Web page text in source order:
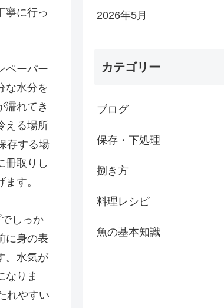
寧に行っ
ペーパー
な水分を
濡れてき
える場所
存する場
冊取りし
す。
しっか
に身の表
。水気が
なりま
れやすい
2026年5月
カテゴリー
ブログ
保存・下処理
捌き方
料理レシピ
魚の基本知識